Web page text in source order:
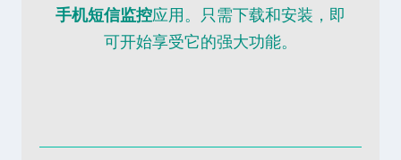
手机短信监控应用。只需下载和安装，即
可开始享受它的强大功能。